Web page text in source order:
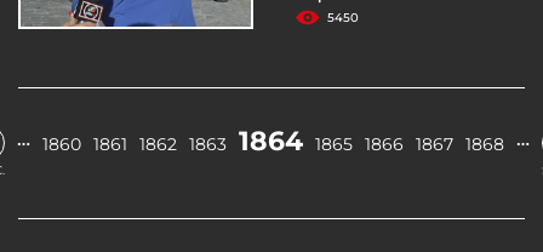
5450
… 1860 1861 1862 1863 1864 1865 1866 1867 1868 …